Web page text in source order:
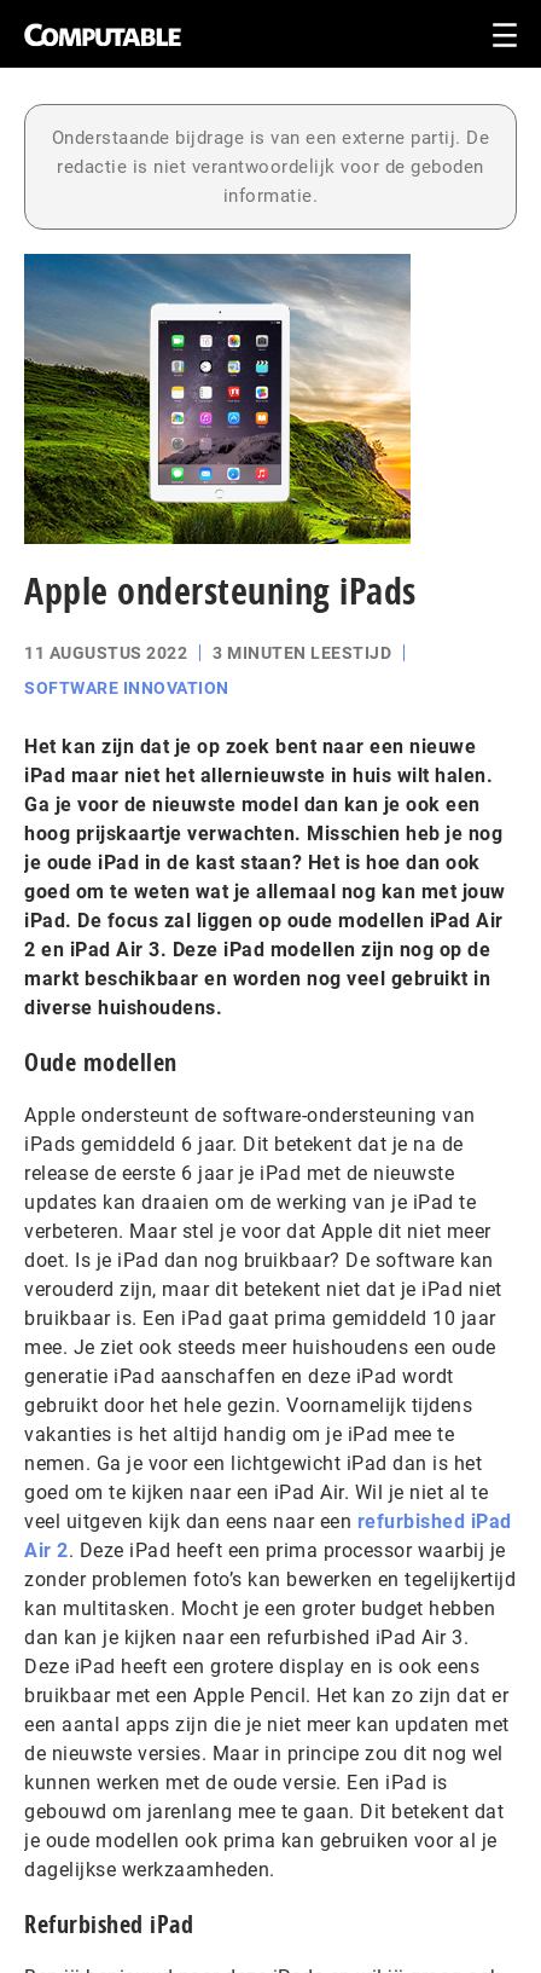
Onderstaande bijdrage is van een externe partij. De
redactie is niet verantwoordelijk voor de geboden
informatie.
Apple ondersteuning iPads
11 AUGUSTUS 2022
3 MINUTEN LEESTIJD
SOFTWARE INNOVATION
Het kan zijn dat je op zoek bent naar een nieuwe
iPad maar niet het allernieuwste in huis wilt halen.
Ga je voor de nieuwste model dan kan je ook een
hoog prijskaartje verwachten. Misschien heb je nog
je oude iPad in de kast staan? Het is hoe dan ook
goed om te weten wat je allemaal nog kan met jouw
iPad. De focus zal liggen op oude modellen iPad Air
2 en iPad Air 3. Deze iPad modellen zijn nog op de
markt beschikbaar en worden nog veel gebruikt in
diverse huishoudens.
Oude modellen
Apple ondersteunt de software-ondersteuning van
iPads gemiddeld 6 jaar. Dit betekent dat je na de
release de eerste 6 jaar je iPad met de nieuwste
updates kan draaien om de werking van je iPad te
verbeteren. Maar stel je voor dat Apple dit niet meer
doet. Is je iPad dan nog bruikbaar? De software kan
verouderd zijn, maar dit betekent niet dat je iPad niet
bruikbaar is. Een iPad gaat prima gemiddeld 10 jaar
mee. Je ziet ook steeds meer huishoudens een oude
generatie iPad aanschaffen en deze iPad wordt
gebruikt door het hele gezin. Voornamelijk tijdens
vakanties is het altijd handig om je iPad mee te
nemen. Ga je voor een lichtgewicht iPad dan is het
goed om te kijken naar een iPad Air. Wil je niet al te
veel uitgeven kijk dan eens naar een refurbished iPad
Air 2. Deze iPad heeft een prima processor waarbij je
zonder problemen foto’s kan bewerken en tegelijkertijd
kan multitasken. Mocht je een groter budget hebben
dan kan je kijken naar een refurbished iPad Air 3.
Deze iPad heeft een grotere display en is ook eens
bruikbaar met een Apple Pencil. Het kan zo zijn dat er
een aantal apps zijn die je niet meer kan updaten met
de nieuwste versies. Maar in principe zou dit nog wel
kunnen werken met de oude versie. Een iPad is
gebouwd om jarenlang mee te gaan. Dit betekent dat
je oude modellen ook prima kan gebruiken voor al je
dagelijkse werkzaamheden.
Refurbished iPad